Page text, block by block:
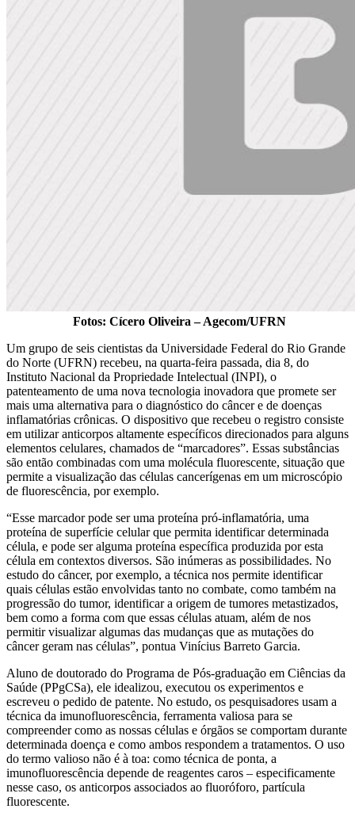
Fotos: Cícero Oliveira – Agecom/UFRN
Um grupo de seis cientistas da Universidade Federal do Rio Grande
do Norte (UFRN) recebeu, na quarta-feira passada, dia 8, do
Instituto Nacional da Propriedade Intelectual (INPI), o
patenteamento de uma nova tecnologia inovadora que promete ser
mais uma alternativa para o diagnóstico do câncer e de doenças
inflamatórias crônicas. O dispositivo que recebeu o registro consiste
em utilizar anticorpos altamente específicos direcionados para alguns
elementos celulares, chamados de “marcadores”. Essas substâncias
são então combinadas com uma molécula fluorescente, situação que
permite a visualização das células cancerígenas em um microscópio
de fluorescência, por exemplo.
“Esse marcador pode ser uma proteína pró-inflamatória, uma
proteína de superfície celular que permita identificar determinada
célula, e pode ser alguma proteína específica produzida por esta
célula em contextos diversos. São inúmeras as possibilidades. No
estudo do câncer, por exemplo, a técnica nos permite identificar
quais células estão envolvidas tanto no combate, como também na
progressão do tumor, identificar a origem de tumores metastizados,
bem como a forma com que essas células atuam, além de nos
permitir visualizar algumas das mudanças que as mutações do
câncer geram nas células”, pontua Vinícius Barreto Garcia.
Aluno de doutorado do Programa de Pós-graduação em Ciências da
Saúde (PPgCSa), ele idealizou, executou os experimentos e
escreveu o pedido de patente. No estudo, os pesquisadores usam a
técnica da imunofluorescência, ferramenta valiosa para se
compreender como as nossas células e órgãos se comportam durante
determinada doença e como ambos respondem a tratamentos. O uso
do termo valioso não é à toa: como técnica de ponta, a
imunofluorescência depende de reagentes caros – especificamente
nesse caso, os anticorpos associados ao fluoróforo, partícula
fluorescente.